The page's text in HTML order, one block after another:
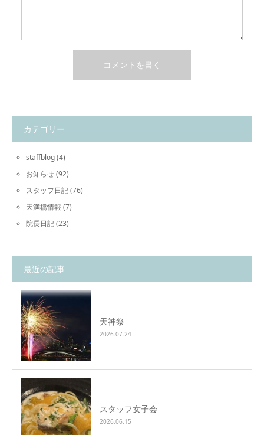
カテゴリー
staffblog(4)
お知らせ(92)
スタッフ日記(76)
天満橋情報 (7)
院長日記(23)
最近の記事
天神祭
2026.07.24
スタッフ女子会
2026.06.15